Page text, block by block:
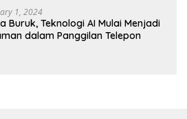
1, 2024
Buruk, Teknologi AI Mulai Menjadi
dalam Panggilan Telepon